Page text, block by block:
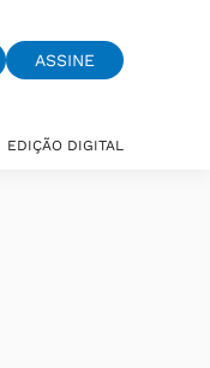
ASSINE
EDIÇÃO DIGITAL